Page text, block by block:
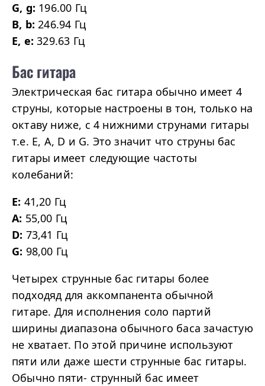
G, g: 196.00 Гц
B, b: 246.94 Гц
E, e: 329.63 Гц
Бас гитара
Электрическая бас гитара обычно имеет 4
струны, которые настроены в тон, только на
октаву ниже, с 4 нижними струнами гитары
т.е. E, A, D и G. Это значит что струны бас
гитары имеет следующие частоты
колебаний:
E: 41,20 Гц
A: 55,00 Гц
D: 73,41 Гц
G: 98,00 Гц
Четырех струнные бас гитары более
подходяд для аккомпанента обычной
гитаре. Для исполнения соло партий
ширины диапазона обычного баса зачастую
не хватает. По этой причине используют
пяти или даже шести струнные бас гитары.
Обычно пяти- струнный бас имеет